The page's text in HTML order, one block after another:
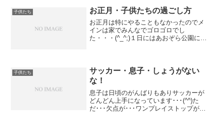
を目的とし、その...
子供たち お正月・子供たちの過ごし方
お正月は特にやることもなかったのでメ
インは家でみんなでゴロゴロでし
た・・・(^_^;)１日にはあおぞら公園にみ
高くまで上がりも...
子供たち
サッカー・息子・しょうがない
な！
息子は日頃のがんばりもありサッカーが
どんどん上手になっています･･･(^^)た
だ･･･欠点が･･･ワンプレイストップが多